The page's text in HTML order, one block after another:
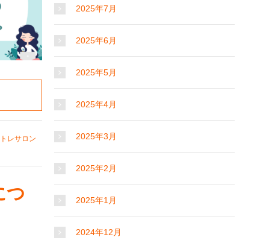
レサロン
つ
2025年7月
2025年6月
2025年5月
2025年4月
2025年3月
2025年2月
2025年1月
2024年12月